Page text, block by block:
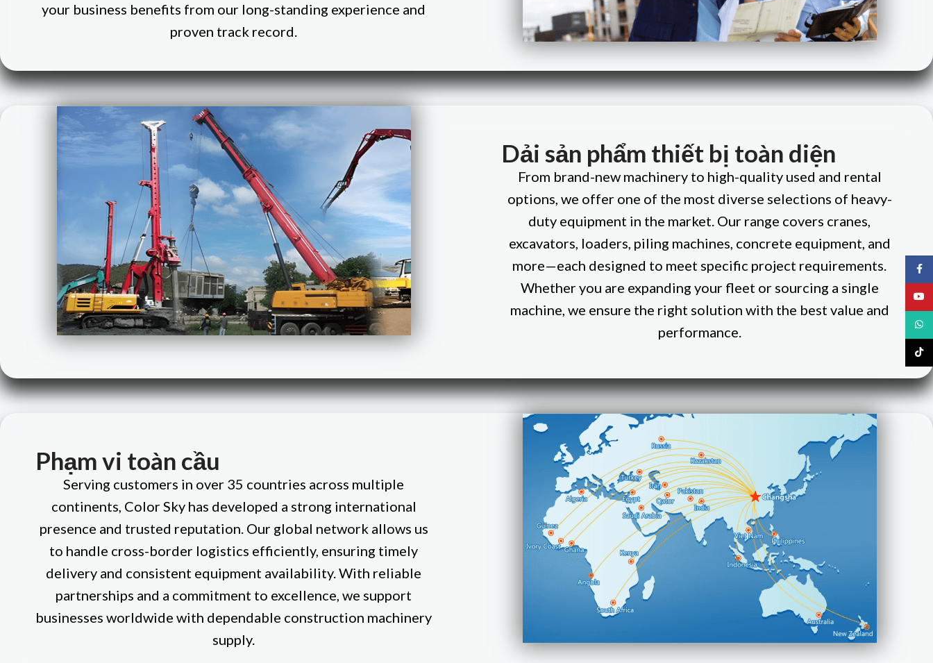
your business benefits from our long-standing experience and
proven track record.
Dải sản phẩm thiết bị toàn diện
From brand-new machinery to high-quality used and rental
options, we offer one of the most diverse selections of heavy-
duty equipment in the market. Our range covers cranes,
excavators, loaders, piling machines, concrete equipment, and
more—each designed to meet specific project requirements.
Whether you are expanding your fleet or sourcing a single
machine, we ensure the right solution with the best value and
performance.
Phạm vi toàn cầu
Serving customers in over 35 countries across multiple
continents, Color Sky has developed a strong international
presence and trusted reputation. Our global network allows us
to handle cross-border logistics efficiently, ensuring timely
delivery and consistent equipment availability. With reliable
partnerships and a commitment to excellence, we support
businesses worldwide with dependable construction machinery
supply.